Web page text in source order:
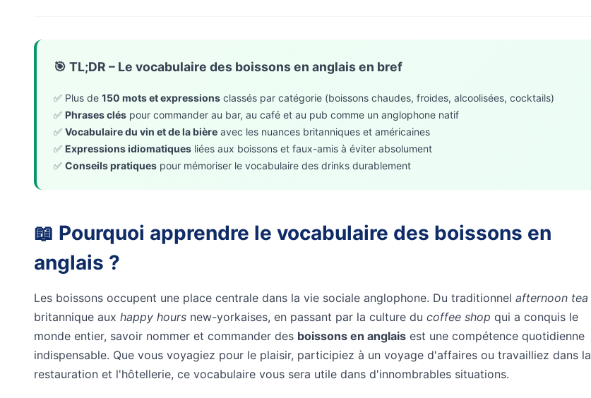
🎯 TL;DR – Le vocabulaire des boissons en anglais en bref
✅ Plus de 150 mots et expressions classés par catégorie (boissons chaudes, froides, alcoolisées, cocktails)
✅ Phrases clés pour commander au bar, au café et au pub comme un anglophone natif
✅ Vocabulaire du vin et de la bière avec les nuances britanniques et américaines
✅ Expressions idiomatiques liées aux boissons et faux-amis à éviter absolument
✅ Conseils pratiques pour mémoriser le vocabulaire des drinks durablement
📖 Pourquoi apprendre le vocabulaire des boissons en
anglais ?
Les boissons occupent une place centrale dans la vie sociale anglophone. Du traditionnel afternoon tea
britannique aux happy hours new-yorkaises, en passant par la culture du coffee shop qui a conquis le
monde entier, savoir nommer et commander des boissons en anglais est une compétence quotidienne
indispensable. Que vous voyagiez pour le plaisir, participiez à un voyage d'affaires ou travailliez dans la
restauration et l'hôtellerie, ce vocabulaire vous sera utile dans d'innombrables situations.